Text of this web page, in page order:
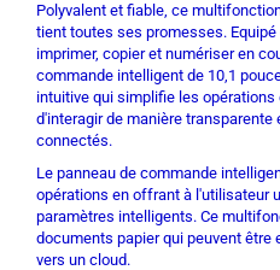
Polyvalent et fiable, ce
tient toutes ses promesses. Equipé
imprimer, copier et numériser en
commande intelligent de 10,1
intuitive qui simplifie les
d'interagir de manière transparente
connectés.
Le panneau de commande
opérations en offrant à l'utilisateur
paramètres intelligents. Ce
documents papier qui peuvent être
vers un cloud.